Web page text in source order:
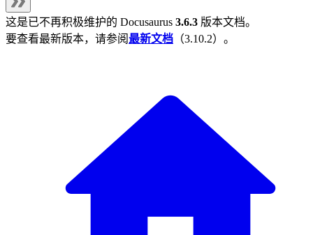
这是已不再积极维护的 Docusaurus 3.6.3 版本文档。
要查看最新版本，请参阅最新文档 （3.10.2）。